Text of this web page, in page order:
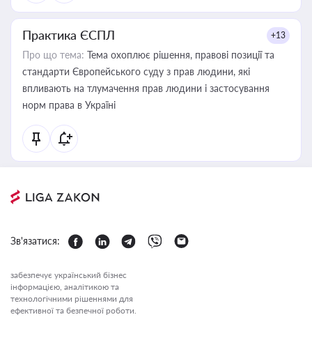
Практика ЄСПЛ +13
Про що тема: Тема охоплює рішення, правові позиції та
стандарти Європейського суду з прав людини, які
впливають на тлумачення прав людини і застосування
норм права в Україні
Зв'язатися:
забезпечує український бізнес
інформацією, аналітикою та
технологічними рішеннями для
ефективної та безпечної роботи.